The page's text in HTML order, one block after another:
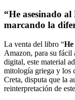
“He asesinado
marcando la
La venta del libro “
Amazon, para su fácil
digital, este material
mitología griega y los
Creta, disputa que la
reinterpretación de